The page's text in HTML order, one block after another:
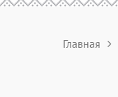
Главная